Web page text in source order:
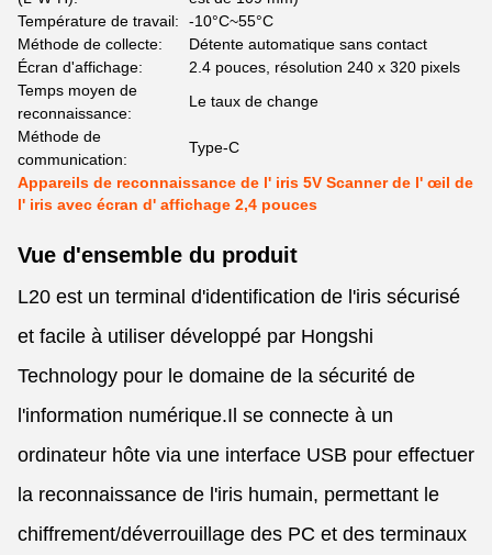
Température de travail:
-10°C~55°C
Méthode de collecte:
Détente automatique sans contact
Écran d'affichage:
2.4 pouces, résolution 240 x 320 pixels
Temps moyen de
reconnaissance:
Le taux de change
Méthode de
communication:
Type-C
Appareils de reconnaissance de l' iris 5V Scanner de l' œil de
l' iris avec écran d' affichage 2,4 pouces
Vue d'ensemble du produit
L20 est un terminal d'identification de l'iris sécurisé
et facile à utiliser développé par Hongshi
Technology pour le domaine de la sécurité de
l'information numérique.Il se connecte à un
ordinateur hôte via une interface USB pour effectuer
la reconnaissance de l'iris humain, permettant le
chiffrement/déverrouillage des PC et des terminaux